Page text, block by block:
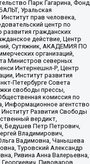
Парк Гагарина, Фонд
Уральская
прав человека,
центр по
гражданских
действие, Центр
Сутяжник, АКАДЕМИЯ ПО
организаций,
Министров северных
Интернешнл-Р, Центр
Институт развития
Петербурге Совета
свободы прессы,
комиссия по
Информационное агентство
Развития Свободы
вердикт,
Бедушев Петр Петрович,
Владимирович,
Вадимовна, Чанышева
Туровский Александр
Ривина Анна Валерьевна,
Пивоваров